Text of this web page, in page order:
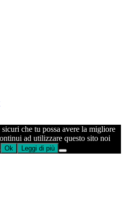
che tu possa avere la migliore
ad utilizzare questo sito noi
Ok Leggi di più